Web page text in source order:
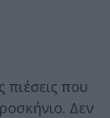
πιέσεις που
Δεν